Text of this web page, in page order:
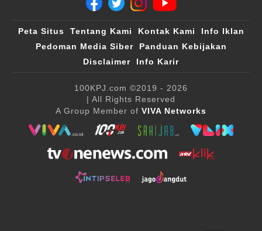
Peta Situs Tentang Kami Kontak Kami
Info Iklan
Pedoman Media Siber
Panduan Kebijakan
Disclaimer
Info Karir
100KPJ.com ©2019 - 2026
| All Rights Reserved
A Group Member of VIVA Networks